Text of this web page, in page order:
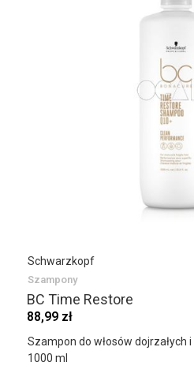
Schwarzkopf
Szampony
BC Time Restore
88,99 zł
Szampon do włosów dojrzałych
1000 ml